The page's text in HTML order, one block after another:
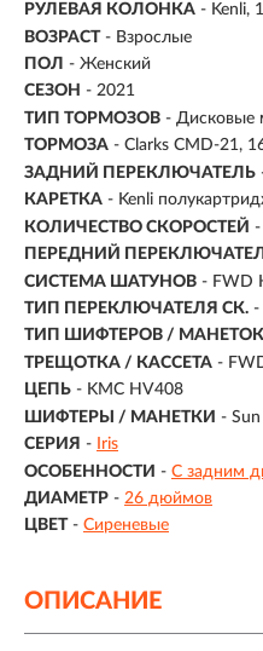
РУЛЕВАЯ КОЛОНКА - Kenli,
ВОЗРАСТ - Взрослые
ПОЛ - Женский
СЕЗОН - 2021
ТИП ТОРМОЗОВ - Дисковые
ТОРМОЗА - Clarks CMD-21,
ЗАДНИЙ ПЕРЕКЛЮЧАТЕЛЬ
КАРЕТКА - Kenli
КОЛИЧЕСТВО СКОРОСТЕЙ
ПЕРЕДНИЙ
СИСТЕМА ШАТУНОВ - FWD
ТИП ПЕРЕКЛЮЧАТЕЛЯ СК. -
ТИП ШИФТЕРОВ / МАНЕТОК
ТРЕЩОТКА / КАССЕТА -
ЦЕПЬ - KMC HV408
ШИФТЕРЫ / МАНЕТКИ -
СЕРИЯ -
Iris
ОСОБЕННОСТИ - С задним
ДИАМЕТР - 26 дюймов
ЦВЕТ - Сиреневые
ОПИСАНИЕ